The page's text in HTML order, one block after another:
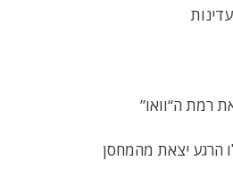
רמת ה“וואו”
הרגע יצאת מהמחסן